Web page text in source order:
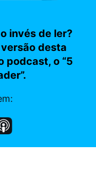
invés de ler?
desta
podcast, o “5